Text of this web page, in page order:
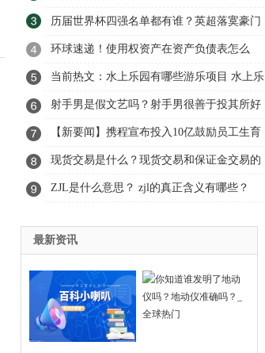
_全球热门
历届世界杯四强名单都有谁？英超落寞豪门
球员都有谁？
环球速递！使用权资产在资产负债表怎么
填?使用权资产是什么科目
当前热文：水上乐园有哪些游乐项目 水上乐
园什么时候开放？
射手男是假文艺吗？射手男很善于投其所好
伪装自己吗？
【新要闻】携程宣布投入10亿鼓励员工生育
每生一个孩子发5万
现货交易是什么？现货交易和保证金交易的
区别
ZJL是什么意思？ zjl的真正含义有哪些？
最新资讯